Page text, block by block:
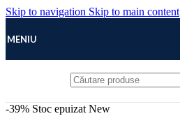
Skip to navigation Skip to main content
MENIU
-39% Stoc epuizat New